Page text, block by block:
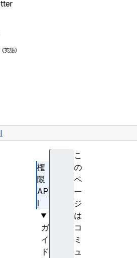
こ
の
ペ
ー
ジ
は
コ
ミ
ュ
権
限
AP
I
ガ
イ
ド